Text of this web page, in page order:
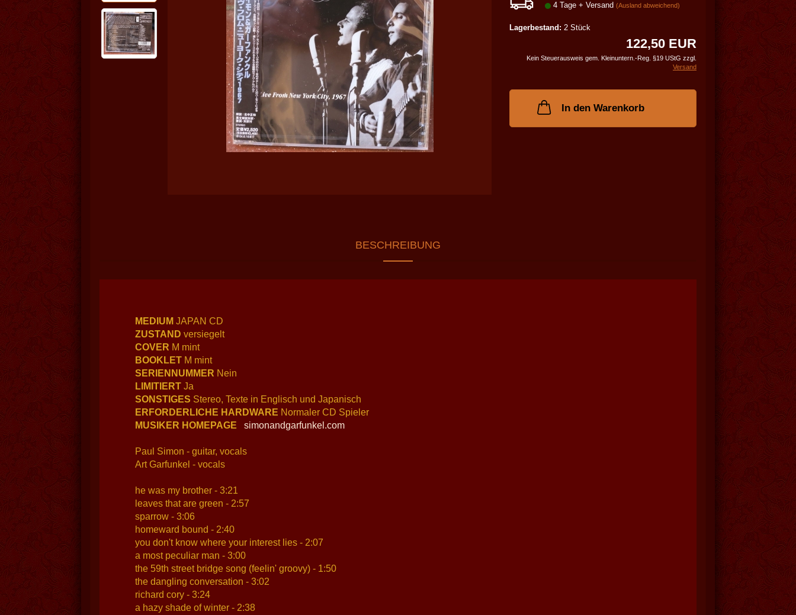
4 Tage + Versand (Ausland abweichend)
Lagerbestand: 2 Stück
122,50 EUR
Kein Steuerausweis gem. Kleinuntern.-Reg. §19 UStG zzgl.
Versand
In den Warenkorb
BESCHREIBUNG
MEDIUM JAPAN CD
ZUSTAND versiegelt
COVER M mint
BOOKLET M mint
SERIENNUMMER Nein
LIMITIERT Ja
SONSTIGES Stereo, Texte in Englisch und Japanisch
ERFORDERLICHE HARDWARE Normaler CD Spieler
MUSIKER HOMEPAGE simonandgarfunkel.com
Paul Simon - guitar, vocals
Art Garfunkel - vocals
he was my brother - 3:21
leaves that are green - 2:57
sparrow - 3:06
homeward bound - 2:40
you don't know where your interest lies - 2:07
a most peculiar man - 3:00
the 59th street bridge song (feelin' groovy) - 1:50
the dangling conversation - 3:02
richard cory - 3:24
a hazy shade of winter - 2:38